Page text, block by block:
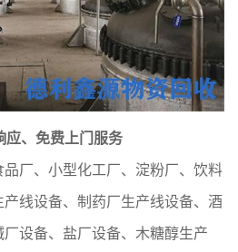
应、免费上门服务
厂、小型化工厂、淀粉厂、饮料
线设备、制药厂生产线设备、酒
设备、盐厂设备、木糖醇生产